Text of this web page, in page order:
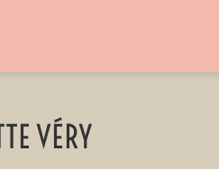
VÉRY